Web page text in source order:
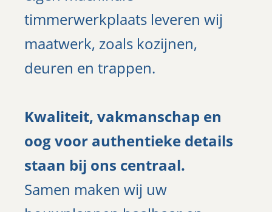
timmerwerkplaats leveren wij
maatwerk, zoals kozijnen,
deuren en trappen.
Kwaliteit, vakmanschap en
oog voor authentieke details
staan bij ons centraal.
Samen maken wij uw